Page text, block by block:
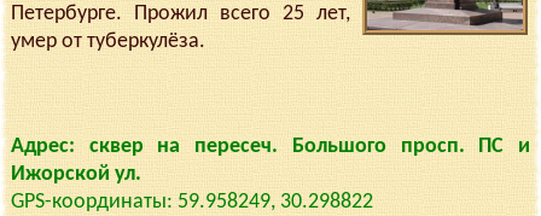
Петербурге. Прожил всего 25 лет,
умер от туберкулёза.
Адрес: сквер на пересеч. Большого просп. ПС и
Ижорской ул.
GPS-координаты: 59.958249, 30.298822